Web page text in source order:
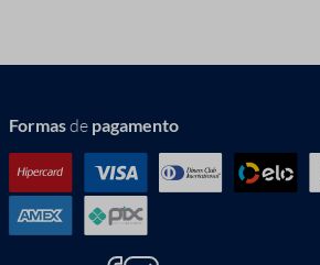
Formasde pagamento